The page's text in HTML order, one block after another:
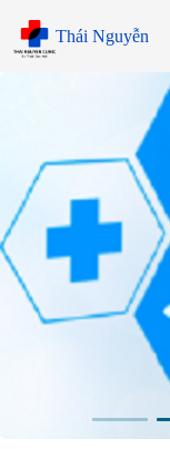
Thái Nguyễn